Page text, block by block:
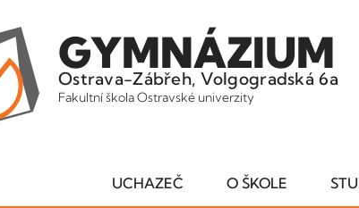
GYMNÁZIUM
Ostrava-Zábřeh, Volgogradská 6a
Fakultní škola Ostravské univerzity
UCHAZEČ O ŠKOLE